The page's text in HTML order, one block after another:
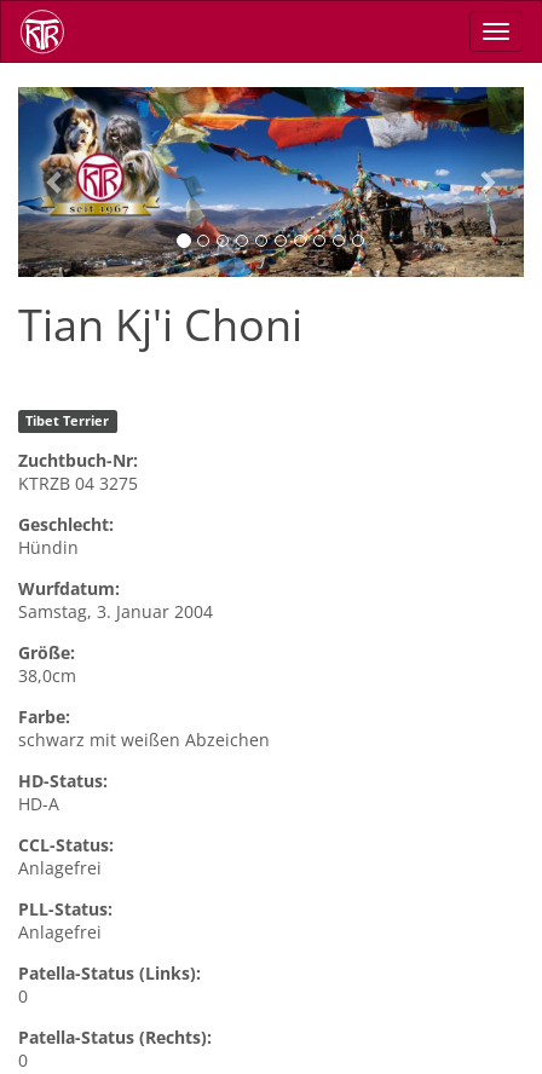
Direkt
zum
Inhalt
Previous Next
Tian Kj'i Choni
Tibet Terrier
Zuchtbuch-Nr:
KTRZB 04 3275
Geschlecht:
Hündin
Wurfdatum:
Samstag, 3. Januar 2004
Größe:
38,0cm
Farbe:
schwarz mit weißen Abzeichen
HD-Status:
HD-A
CCL-Status:
Anlagefrei
PLL-Status:
Anlagefrei
Patella-Status (Links):
0
Patella-Status (Rechts):
0